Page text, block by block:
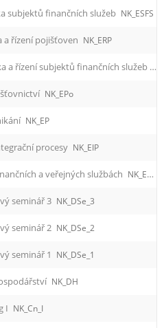
subjektů finančních služeb NK_ESFS
a řízení pojišťoven NK_ERP
NK_ERFS Ekonomika a řízení subjektů finančních služeb
NK_EPo
NK_EP
procesy NK_EIP
a veřejných službách NK_EFVS
seminář 3 NK_DSe_3
seminář 2 NK_DSe_2
seminář 1 NK_DSe_1
NK_DH
I NK_Cn_I